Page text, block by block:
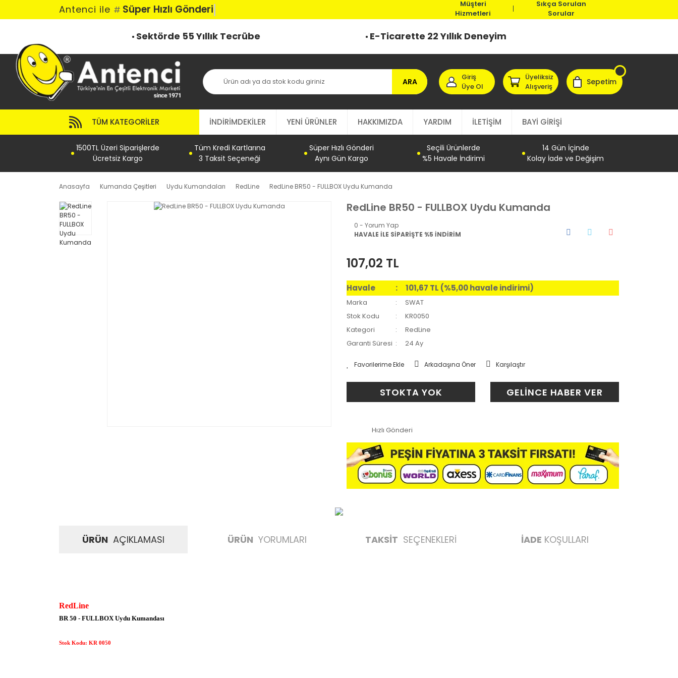
Antenci ile # Süper Hızlı Gönderi
Müşteri
Hizmetleri
Sıkça Sorulan
Sorular
Sektörde 55 Yıllık Tecrübe E-Ticarette 22 Yıllık Deneyim
ARA
Giriş
Üye Ol
Üyeliksiz
Alışveriş
Sepetim
TÜM KATEGORILER İNDİRİMDEKİLER YENİ ÜRÜNLER HAKKIMIZDA YARDIM İLETİŞİM BAYİ GİRİŞİ
1500TL Üzeri Siparişlerde
Ücretsiz Kargo
Tüm Kredi Kartlarına
3 Taksit Seçeneği
Süper Hızlı Gönderi
Aynı Gün Kargo
Seçili Ürünlerde
%5 Havale İndirimi
14 Gün İçinde
Kolay İade ve Değişim
Anasayfa Kumanda Çeşitleri Uydu Kumandaları RedLine RedLine BR50 - FULLBOX Uydu Kumanda
RedLine BR50 - FULLBOX Uydu Kumanda
0 - Yorum Yap
HAVALE İLE SİPARİŞTE %5 İNDİRİM
107,02 TL
Havale 101,67 TL (%5,00 havale indirimi)
Marka
SWAT
Stok Kodu
KR0050
Kategori
RedLine
Garanti Süresi
24 Ay
Arkadaşına Öner Karşılaştır
STOKTA YOK GELİNCE HABER VER
Hızlı Gönderi
ÜRÜN AÇIKLAMASI ÜRÜN YORUMLARI TAKSİT SEÇENEKLERİ İADE KOŞULLARI
RedLine
BR 50 - FULLBOXUydu Kumandası
Stok Kodu: KR 0050